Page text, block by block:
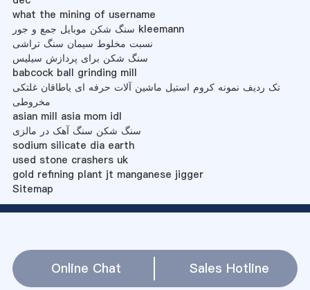
what the mining of username
سنگ شکن موبایل جمع و جور kleemann
نسبت مخلوط سیمان سنگ تراشی
سنگ شکن برای پردازش سیلیس
babcock ball grinding mill
تک ردیف نمونه کروم استیل ماشین آلات حرفه ای یاطاقان غلتکی
مخروطی
asian mill asia mom idl
سنگ شکن سنگ آهک در مالزی
sodium silicate dia earth
used stone crashers uk
gold refining plant jt manganese jigger
Sitemap
Online Chat Sales Hotline